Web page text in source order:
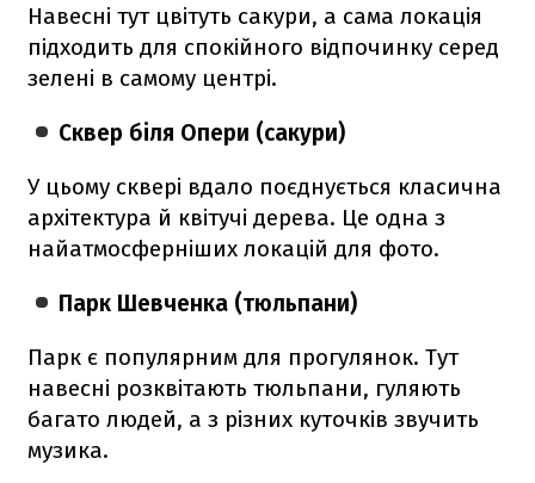
Навесні тут цвітуть сакури, а сама локація
підходить для спокійного відпочинку серед
зелені в самому центрі.
Сквер біля Опери (сакури)
У цьому сквері вдало поєднується класична
архітектура й квітучі дерева. Це одна з
найатмосферніших локацій для фото.
Парк Шевченка (тюльпани)
Парк є популярним для прогулянок. Тут
навесні розквітають тюльпани, гуляють
багато людей, а з різних куточків звучить
музика.